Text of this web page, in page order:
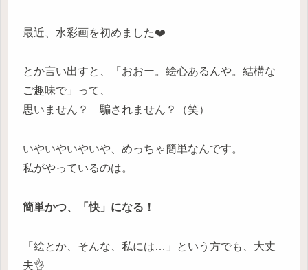
最近、水彩画を初めました❤️
とか言い出すと、「おおー。絵心あるんや。結構な
ご趣味で」って、
思いません？ 騙されません？（笑）
いやいやいやいや、めっちゃ簡単なんです。
私がやっているのは。
簡単かつ、「快」になる！
「絵とか、そんな、私には…」という方でも、大丈
夫👌